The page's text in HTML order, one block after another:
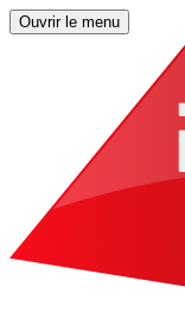
Ouvrir le menu